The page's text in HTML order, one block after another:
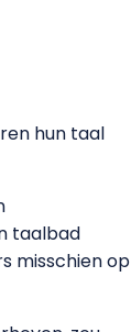
hun taal
taalbad
misschien op